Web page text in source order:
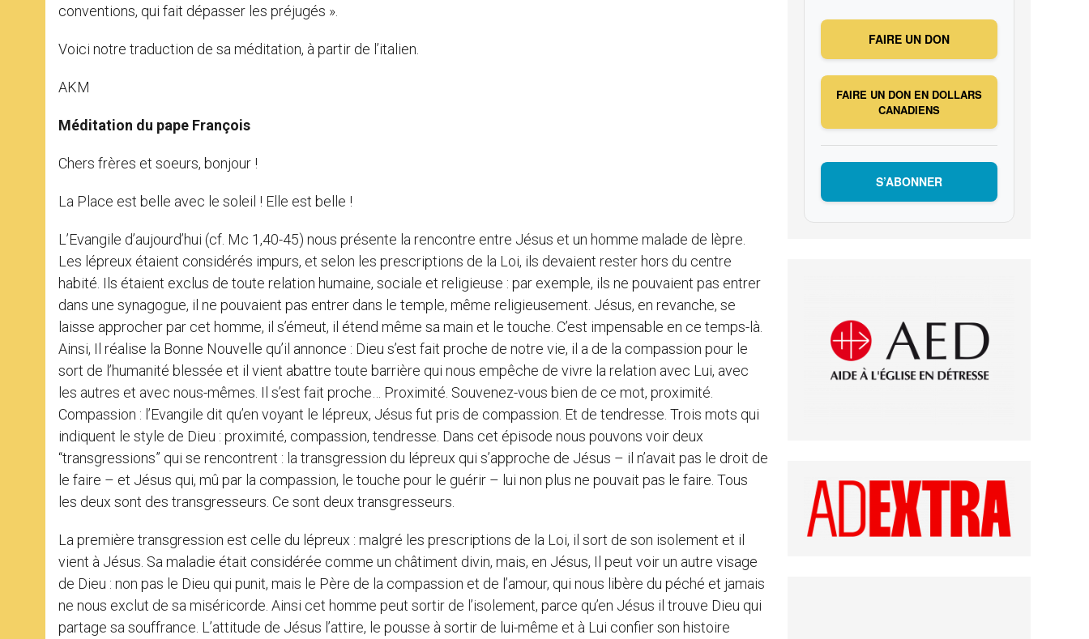
conventions, qui fait dépasser les préjugés ».
Voici notre traduction de sa méditation, à partir de l’italien.
AKM
Méditation du pape François
Chers frères et soeurs, bonjour !
La Place est belle avec le soleil ! Elle est belle !
L’Evangile d’aujourd’hui (cf. Mc 1,40-45) nous présente la rencontre entre Jésus et un homme malade de lèpre.
Les lépreux étaient considérés impurs, et selon les prescriptions de la Loi, ils devaient rester hors du centre
habité. Ils étaient exclus de toute relation humaine, sociale et religieuse : par exemple, ils ne pouvaient pas entrer
dans une synagogue, il ne pouvaient pas entrer dans le temple, même religieusement. Jésus, en revanche, se
laisse approcher par cet homme, il s’émeut, il étend même sa main et le touche. C’est impensable en ce temps-là.
Ainsi, Il réalise la Bonne Nouvelle qu’il annonce : Dieu s’est fait proche de notre vie, il a de la compassion pour le
sort de l’humanité blessée et il vient abattre toute barrière qui nous empêche de vivre la relation avec Lui, avec
les autres et avec nous-mêmes. Il s’est fait proche… Proximité. Souvenez-vous bien de ce mot, proximité.
Compassion : l’Evangile dit qu’en voyant le lépreux, Jésus fut pris de compassion. Et de tendresse. Trois mots qui
indiquent le style de Dieu : proximité, compassion, tendresse. Dans cet épisode nous pouvons voir deux
“transgressions” qui se rencontrent : la transgression du lépreux qui s’approche de Jésus – il n’avait pas le droit de
le faire – et Jésus qui, mû par la compassion, le touche pour le guérir – lui non plus ne pouvait pas le faire. Tous
les deux sont des transgresseurs. Ce sont deux transgresseurs.
La première transgression est celle du lépreux : malgré les prescriptions de la Loi, il sort de son isolement et il
vient à Jésus. Sa maladie était considérée comme un châtiment divin, mais, en Jésus, Il peut voir un autre visage
de Dieu : non pas le Dieu qui punit, mais le Père de la compassion et de l’amour, qui nous libère du péché et jamais
ne nous exclut de sa miséricorde. Ainsi cet homme peut sortir de l’isolement, parce qu’en Jésus il trouve Dieu qui
partage sa souffrance. L’attitude de Jésus l’attire, le pousse à sortir de lui-même et à Lui confier son histoire
FAIRE UN DON
FAIRE UN DON EN DOLLARS
CANADIENS
S’ABONNER